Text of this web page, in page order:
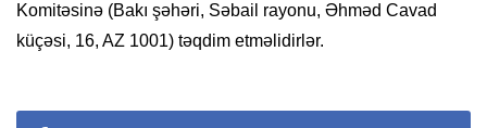
Komitəsinə (Bakı şəhəri, Səbail rayonu, Əhməd Cavad
küçəsi, 16, AZ 1001) təqdim etməlidirlər.